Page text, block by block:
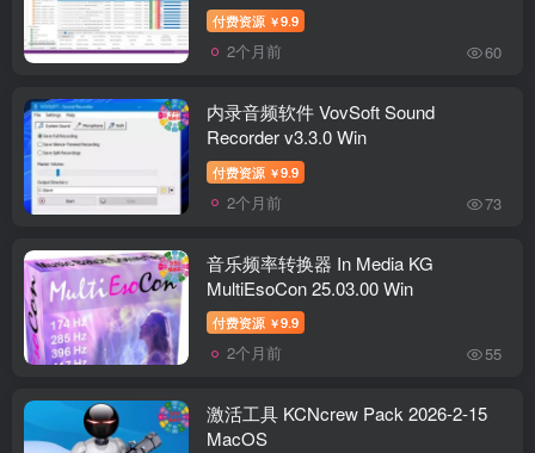
付费资源 ￥9.9
2个月前 60
内录音频软件 VovSoft Sound
Recorder v3.3.0 Win
付费资源 ￥9.9
2个月前 73
音乐频率转换器 In Media KG
MultiEsoCon 25.03.00 Win
付费资源 ￥9.9
2个月前 55
激活工具 KCNcrew Pack 2026-2-15
MacOS